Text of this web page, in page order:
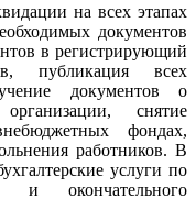
на всех этапах
документов
в регистрирующий
публикация всех
документов о
снятие
фондах,
работников. В
услуги по
и окончательного